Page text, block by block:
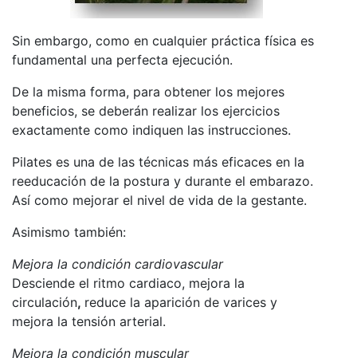
Sin embargo, como en cualquier práctica física es
fundamental una perfecta ejecución.
De la misma forma, para obtener los mejores
beneficios, se deberán realizar los ejercicios
exactamente como indiquen las instrucciones.
Pilates es una de las técnicas más eficaces en la
reeducación de la postura y durante el embarazo.
Así como mejorar el nivel de vida de la gestante.
Asimismo también:
Mejora la condición cardiovascular
Desciende el ritmo cardiaco, mejora la
circulación, reduce la aparición de varices y
mejora la tensión arterial.
Mejora la condición muscular